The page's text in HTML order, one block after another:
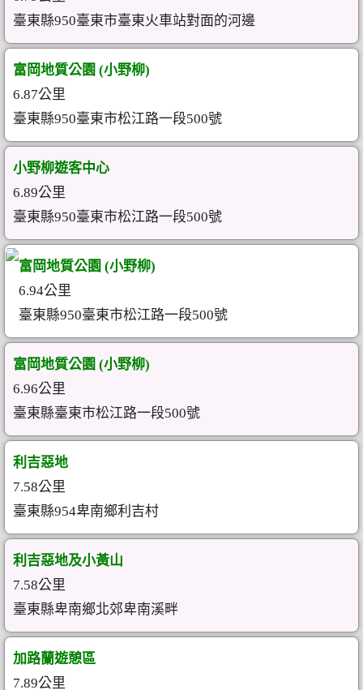
臺東縣950臺東市臺東火車站對面的河邊
富岡地質公園 (小野柳)
6.87公里
臺東縣950臺東市松江路一段500號
小野柳遊客中心
6.89公里
臺東縣950臺東市松江路一段500號
富岡地質公園 (小野柳)
6.94公里
臺東縣950臺東市松江路一段500號
富岡地質公園 (小野柳)
6.96公里
臺東縣臺東市松江路一段500號
利吉惡地
7.58公里
臺東縣954卑南鄉利吉村
利吉惡地及小黃山
7.58公里
臺東縣卑南鄉北郊卑南溪畔
加路蘭遊憩區
7.89公里